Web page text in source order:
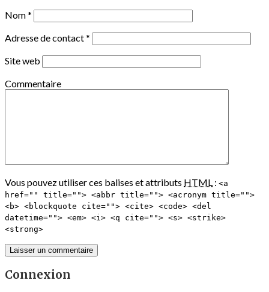
Nom*
Adresse de contact*
Site web
Commentaire
Vous pouvez utiliser ces balises et attributs HTML : <a
href="" title=""> <abbr title=""> <acronym title="">
<b> <blockquote cite=""> <cite> <code> <del
datetime=""> <em> <i> <q cite=""> <s> <strike>
<strong>
Connexion